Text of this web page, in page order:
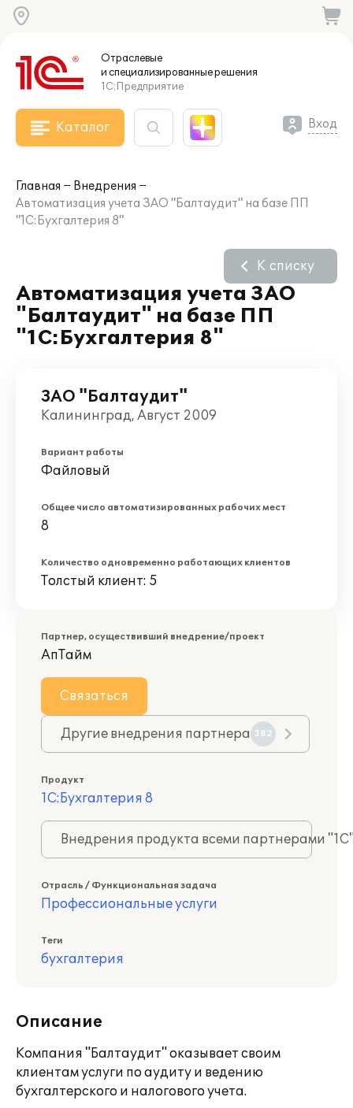
Отраслевые
и специализированныерешения
1С:Предприятие
Каталог Вход
Главная
Внедрения
Автоматизация учета ЗАО "Балтаудит" на базе ПП
"1С:Бухгалтерия 8"
Автоматизация учета ЗАО
"Балтаудит" на базе ПП
"1С:Бухгалтерия 8"
К списку
ЗАО "Балтаудит"
Калининград, Август 2009
Вариант работы
Файловый
Общее число автоматизированных рабочих мест
8
Количество одновременно работающих клиентов
Толстый клиент: 5
Партнер, осуществивший внедрение/проект
АпТайм
Связаться
Другие внедрения партнера 382
Продукт
1С:Бухгалтерия 8
Внедрения продукта всеми партнерами
Отрасль / Функциональная задача
Профессиональные услуги
Теги
бухгалтерия
Описание
Компания "Балтаудит" оказывает своим
клиентам услуги по аудиту и ведению
бухгалтерского и налогового учета.